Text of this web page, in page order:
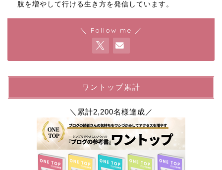
肢を増やして行ける生き方を発信しています。
＼ Follow me ／
ワントップ累計
＼累計2,200名様達成／